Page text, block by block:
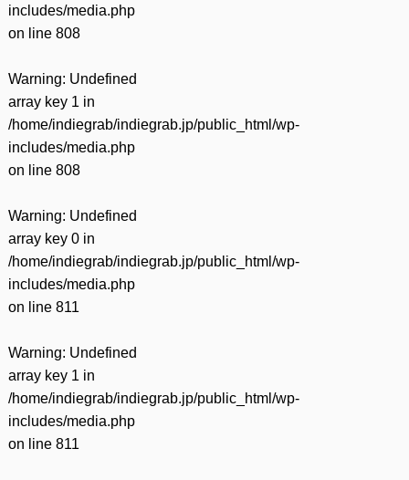
includes/media.php
on line 808
Warning: Undefined
array key 1 in
/home/indiegrab/indiegrab.jp/public_html/wp-
includes/media.php
on line 808
Warning: Undefined
array key 0 in
/home/indiegrab/indiegrab.jp/public_html/wp-
includes/media.php
on line 811
Warning: Undefined
array key 1 in
/home/indiegrab/indiegrab.jp/public_html/wp-
includes/media.php
on line 811